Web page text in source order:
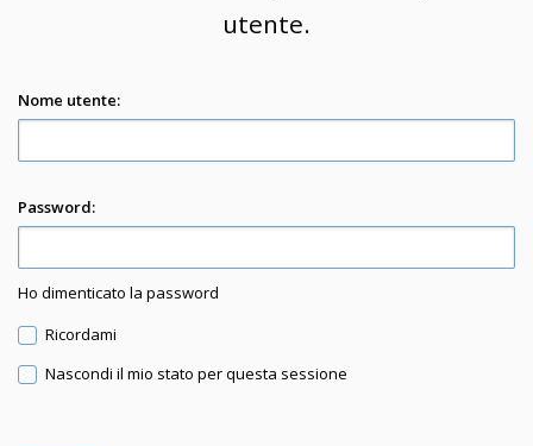
utente.
Nome utente:
Password:
Ho dimenticato la password
Ricordami
Nascondi il mio stato per questa sessione